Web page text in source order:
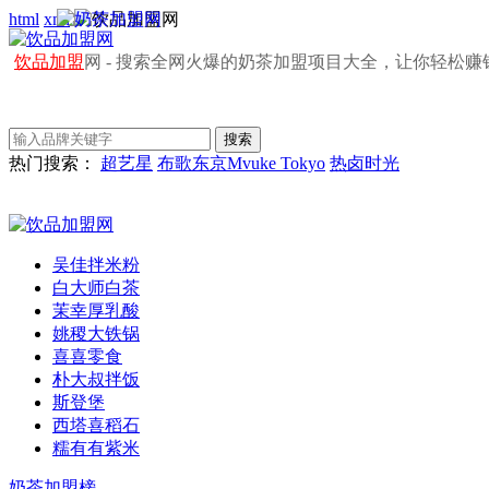
html xml
饮品加盟网 - 搜索全网火爆的奶茶加盟项目大全，让你轻松赚
热门搜索： 超艺星 布歌东京Mvuke Tokyo 热卤时光
吴佳拌米粉
白大师白茶
茉幸厚乳酸
姚稷大铁锅
喜喜零食
朴大叔拌饭
斯登堡
西塔喜稻石
糯有有紫米